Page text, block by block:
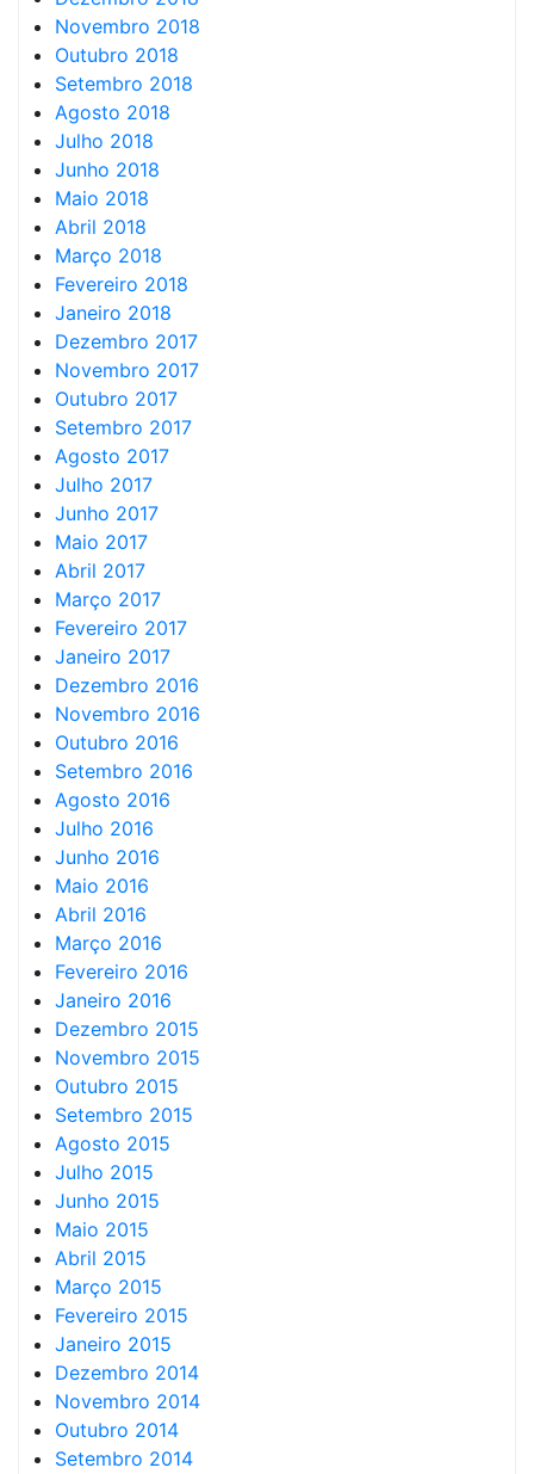
Novembro 2018
Outubro 2018
Setembro 2018
Agosto 2018
Julho 2018
Junho 2018
Maio 2018
Abril 2018
Março 2018
Fevereiro 2018
Janeiro 2018
Dezembro 2017
Novembro 2017
Outubro 2017
Setembro 2017
Agosto 2017
Julho 2017
Junho 2017
Maio 2017
Abril 2017
Março 2017
Fevereiro 2017
Janeiro 2017
Dezembro 2016
Novembro 2016
Outubro 2016
Setembro 2016
Agosto 2016
Julho 2016
Junho 2016
Maio 2016
Abril 2016
Março 2016
Fevereiro 2016
Janeiro 2016
Dezembro 2015
Novembro 2015
Outubro 2015
Setembro 2015
Agosto 2015
Julho 2015
Junho 2015
Maio 2015
Abril 2015
Março 2015
Fevereiro 2015
Janeiro 2015
Dezembro 2014
Novembro 2014
Outubro 2014
Setembro 2014